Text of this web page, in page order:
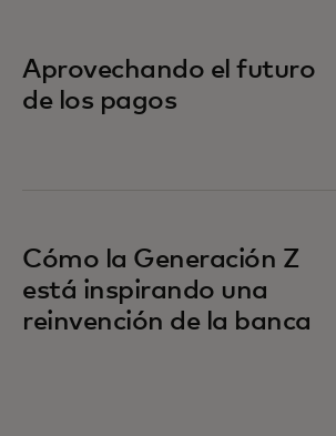
Aprovechando el futuro
de los pagos
Cómo la Generación Z
está inspirando una
reinvención de la banca